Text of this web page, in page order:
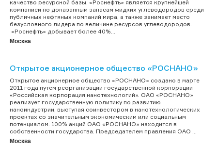
качество ресурсной базы. «Роснефть» является крупнейшей
компанией по доказанным запасам жидких углеводородов среди
публичных нефтяных компаний мира, а также занимает место
безусловного лидера по величине ресурсов углеводородов.
«Роснефть» добывает более 40%...
Москва
Открытое акционерное общество «РОСНАНО»
Открытое акционерное общество «РОСНАНО» создано в марте
2011 года путем реорганизации государственной корпорации
«Российская корпорация нанотехнологий». ОАО «РОСНАНО»
реализует государственную политику по развитию
наноиндустрии, выступая соинвестором в нанотехнологических
проектах со значительным экономическим или социальным
потенциалом. 100% акций ОАО «РОСНАНО» находится в
собственности государства. Председателем правления ОАО ...
Москва